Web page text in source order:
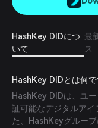
HashKey DIDにつ
いて
最
ス
HashKey DIDとは何で
HashKey DIDは、ユ
証可能なデジタルアイ
た、HashKeyグルー